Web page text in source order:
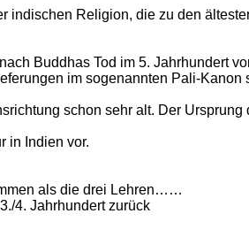
Religion, die zu den
Buddhas Tod im 5. Jahrhundert
im sogenannten Pali-Kanon
schon sehr alt. Der
in Indien vor.
als die drei Lehren……
4. Jahrhundert zurück